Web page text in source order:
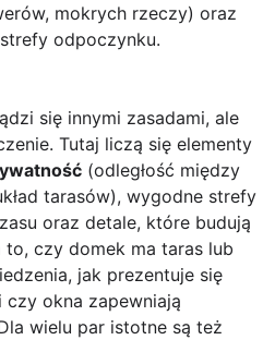
mokrych rzeczy) oraz
odpoczynku.
się innymi zasadami, ale
Tutaj liczą się elementy
(odległość między
tarasów), wygodne strefy
oraz detale, które budują
czy domek ma taras lub
jak prezentuje się
okna zapewniają
wielu par istotne są też